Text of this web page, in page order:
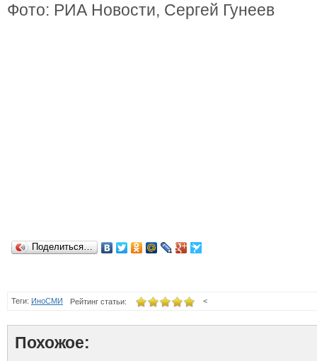
Фото: РИА Новости, Сергей Гунеев
Поделиться…
Теги: ИноСМИ <
Рейтинг статьи:
Похожое: